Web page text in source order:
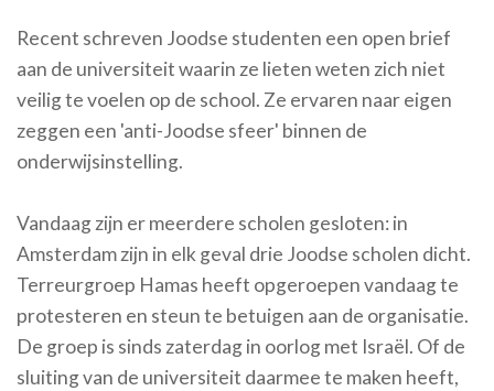
Recent schreven Joodse studenten een open brief
aan de universiteit waarin ze lieten weten zich niet
veilig te voelen op de school. Ze ervaren naar eigen
zeggen een 'anti-Joodse sfeer' binnen de
onderwijsinstelling.
Vandaag zijn er meerdere scholen gesloten: in
Amsterdam zijn in elk geval drie Joodse scholen dicht.
Terreurgroep Hamas heeft opgeroepen vandaag te
protesteren en steun te betuigen aan de organisatie.
De groep is sinds zaterdag in oorlog met Israël. Of de
sluiting van de universiteit daarmee te maken heeft,